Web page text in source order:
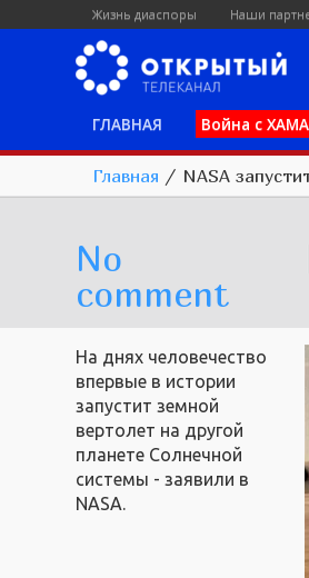
Жизнь диаспоры Наши
ГЛАВНАЯ Война с
Главная / NASA
No
comment
На днях человечество
впервые в истории
запустит земной
вертолет на другой
планете Солнечной
системы - заявили в
NASA.